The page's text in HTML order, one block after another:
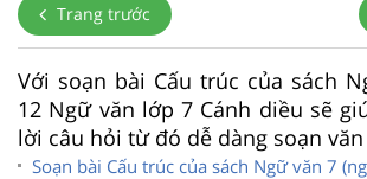
Trang trước
Với soạn bài Cấu trúc của sách
12 Ngữ văn lớp 7 Cánh diều sẽ
lời câu hỏi từ đó dễ dàng soạn văn
Soạn bài Cấu trúc của sách Ngữ văn 7